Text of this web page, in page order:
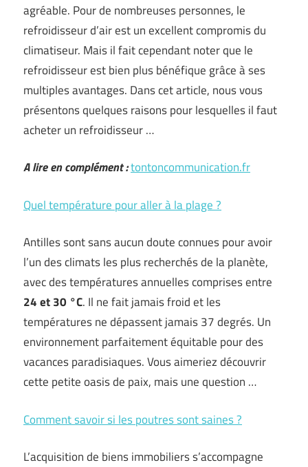
agréable. Pour de nombreuses personnes, le
refroidisseur d’air est un excellent compromis du
climatiseur. Mais il fait cependant noter que le
refroidisseur est bien plus bénéfique grâce à ses
multiples avantages. Dans cet article, nous vous
présentons quelques raisons pour lesquelles il faut
acheter un refroidisseur …
A lire en complément :tontoncommunication.fr
Quel température pour aller à la plage ?
Antilles sont sans aucun doute connues pour avoir
l’un des climats les plus recherchés de la planète,
avec des températures annuelles comprises entre
24 et 30 °C. Il ne fait jamais froid et les
températures ne dépassent jamais 37 degrés. Un
environnement parfaitement équitable pour des
vacances paradisiaques. Vous aimeriez découvrir
cette petite oasis de paix, mais une question …
Comment savoir si les poutres sont saines ?
L’acquisition de biens immobiliers s’accompagne